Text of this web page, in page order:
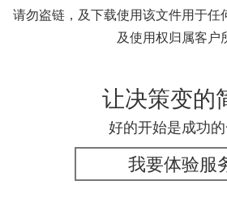
请勿盗链，及下载使用该文件用于任
及使用权归属客户
让决策变的
好的开始是成功
我要体验服